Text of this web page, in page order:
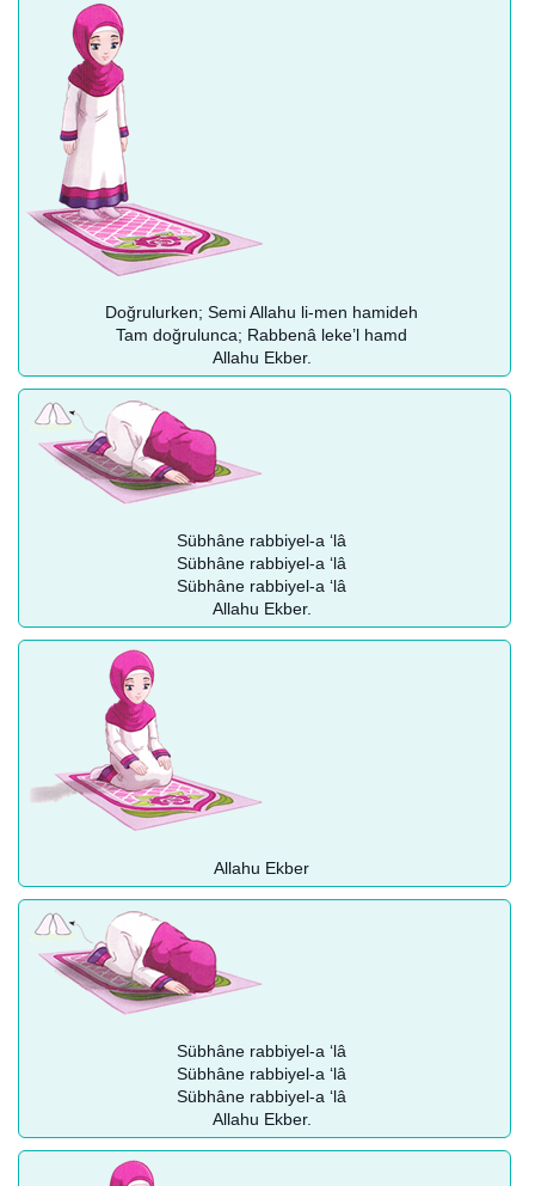
Doğrulurken; Semi Allahu li-men hamideh
Tam doğrulunca; Rabbenâ leke’l hamd
Allahu Ekber.
Sübhâne rabbiyel-a ‘lâ
Sübhâne rabbiyel-a ‘lâ
Sübhâne rabbiyel-a ‘lâ
Allahu Ekber.
Allahu Ekber
Sübhâne rabbiyel-a ‘lâ
Sübhâne rabbiyel-a ‘lâ
Sübhâne rabbiyel-a ‘lâ
Allahu Ekber.